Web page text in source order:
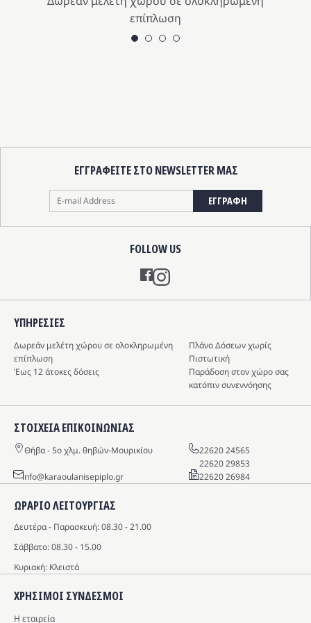
επίπλωση
FOLLOW US
Instagram
ΕΓΓΡΑΦΕΙΤΕ ΣΤΟ NEWSLETTER ΜΑΣ
ΕΓΓΡΑΦΗ
ΩΡΑΡΙΟ ΛΕΙΤΟΥΡΓΙΑΣ
Δευτέρα - Παρασκευή: 08.30 - 21.00
Σάββατο: 08.30 - 15.00
Κυριακή: Κλειστά
ΧΡΗΣΙΜΟΙ ΣΥΝΔΕΣΜΟΙ
Η εταιρεία
ΥΠΗΡΕΣIΕΣ
Δωρεάν μελέτη χώρου σε ολοκληρωμένη
επίπλωση
Πλάνο Δόσεων χωρίς
Πιστωτική
Έως 12 άτοκες δόσεις
Παράδοση στον χώρο σας
κατόπιν συνεννόησης
ΣΤΟΙΧΕΙΑ ΕΠΙΚΟΙΝΩΝΙΑΣ
Θήβα - 5o χλμ. θηβών-Μουρικίου
22620 24565
22620 29853
info@karaoulanisepiplo.gr
22620 26984